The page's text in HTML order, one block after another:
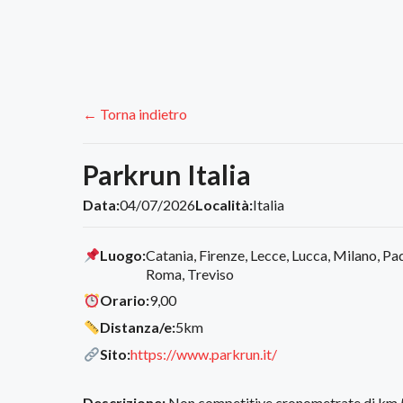
← Torna indietro
Parkrun Italia
Data:04/07/2026Località:Italia
Luogo:Catania, Firenze, Lecce, Lucca, Milano,
Roma, Treviso
Orario:9,00
Distanza/e:5km
Sito:https://www.parkrun.it/